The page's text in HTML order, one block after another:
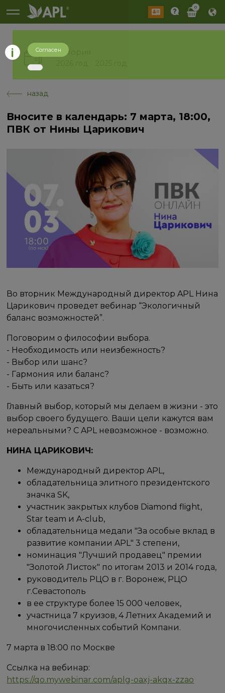
0
История
назад
Вносите в календарь: 7 марта, 18:00,
ПВК от Нины Царикович
Во вторник Международный директор APL Нина
Царикович проведет вебинар “Экологичный
баланс возможностей”.
Поговорим о философии выбора.
- Необходимость или неизбежность?
- Выбор или шанс?
- Гармония или баланс?
- Быть или казаться?
Главный выбор, который мы делаем в жизни - это
выбор своего будущего. Ваши цели кажутся вам
нереальными? С APL невозможное - возможно.
НИНА ЦАРИКОВИЧ:
Международный директор APL,
обладательница элитного президентского
значка SK,
участник закрытых клубов Diamond flight,
Star team и A-club,
обладательница медали "За особые вклад в
развитие компании APL" 3 степени,
номинация "Лучший продавец" премии
"Золотой Листок" по итогам 2013 и 2014 года,
руководитель РЦО в г. Воронеж, РЦО
г.Севастополь
в ее структуре более 15 000 человек,
участница 7 круизов, 4 Летних Академий и
многочисленных событий Компани.
7 марта в 18:00 по Москве
Ссылка на вебинар:
https://qo.mywebinar.com/aplg-oaxj-akqx-zzao
Согласен